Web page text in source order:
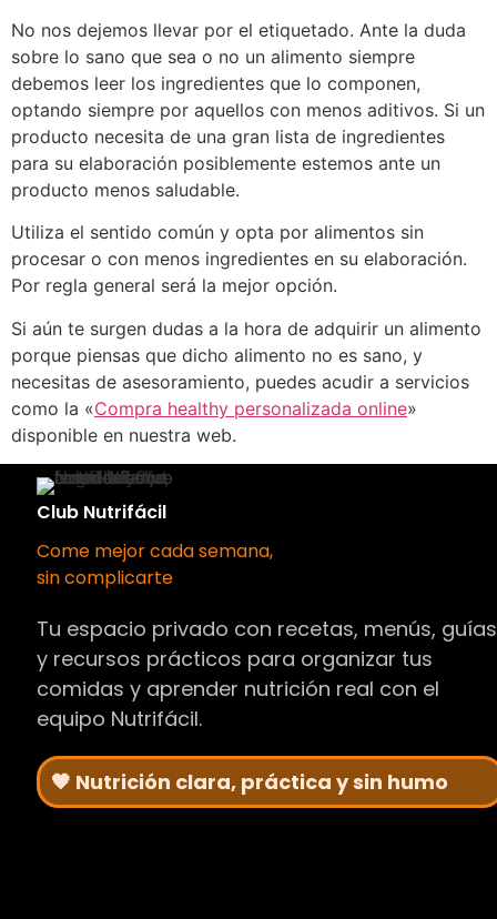
No nos dejemos llevar por el etiquetado. Ante la duda
sobre lo sano que sea o no un alimento siempre
debemos leer los ingredientes que lo componen,
optando siempre por aquellos con menos aditivos. Si un
producto necesita de una gran lista de ingredientes
para su elaboración posiblemente estemos ante un
producto menos saludable.
Utiliza el sentido común y opta por alimentos sin
procesar o con menos ingredientes en su elaboración.
Por regla general será la mejor opción.
Si aún te surgen dudas a la hora de adquirir un alimento
porque piensas que dicho alimento no es sano, y
necesitas de asesoramiento, puedes acudir a servicios
como la «Compra healthy personalizada online»
disponible en nuestra web.
Club Nutrifácil
Come mejor cada semana,
sin complicarte
Tu espacio privado con recetas, menús, guías
y recursos prácticos para organizar tus
comidas y aprender nutrición real con el
equipo Nutrifácil.
🧡 Nutrición clara, práctica y sin humo